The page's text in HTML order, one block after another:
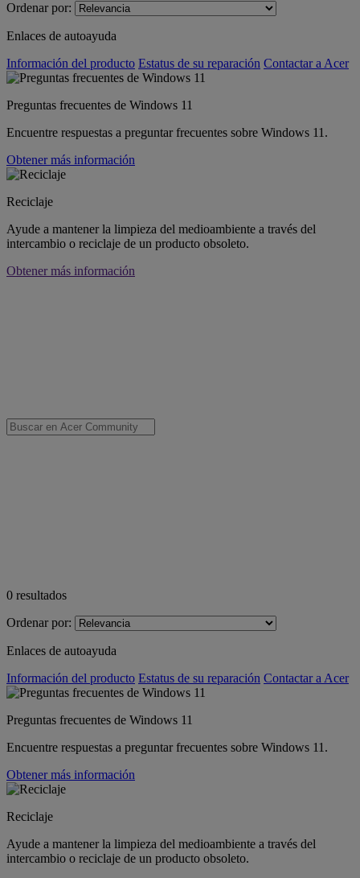
Ordenar por:
Enlaces de autoayuda
Información del producto Estatus de su reparación Contactar a Acer
Preguntas frecuentes de Windows 11
Encuentre respuestas a preguntar frecuentes sobre Windows 11.
Obtener más información
Reciclaje
Ayude a mantener la limpieza del medioambiente a través del
intercambio o reciclaje de un producto obsoleto.
Obtener más información
0 resultados
Ordenar por:
Enlaces de autoayuda
Información del producto Estatus de su reparación Contactar a Acer
Preguntas frecuentes de Windows 11
Encuentre respuestas a preguntar frecuentes sobre Windows 11.
Obtener más información
Reciclaje
Ayude a mantener la limpieza del medioambiente a través del
intercambio o reciclaje de un producto obsoleto.